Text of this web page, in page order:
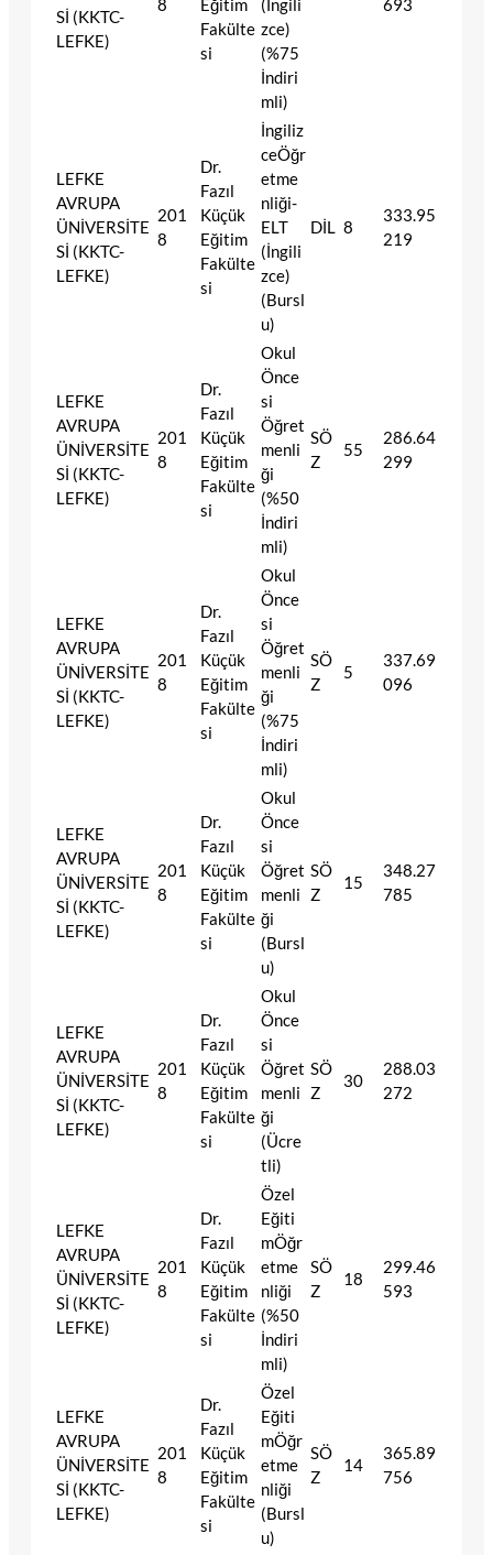
Sİ (KKTC-
LEFKE)
8
Eğitim
Fakülte
si
(İngili
zce)
(%75
İndiri
mli)
693
LEFKE
AVRUPA
ÜNİVERSİTE
Sİ (KKTC-
LEFKE)
201
8
Dr.
Fazıl
Küçük
Eğitim
Fakülte
si
İngiliz
ceÖğr
etme
nliği-
ELT
(İngili
zce)
(Bursl
u)
DİL 8
333.95
219
LEFKE
AVRUPA
ÜNİVERSİTE
Sİ (KKTC-
LEFKE)
201
8
Dr.
Fazıl
Küçük
Eğitim
Fakülte
si
Okul
Önce
si
Öğret
menli
ği
(%50
İndiri
mli)
SÖ
Z
55
286.64
299
LEFKE
AVRUPA
ÜNİVERSİTE
Sİ (KKTC-
LEFKE)
201
8
Dr.
Fazıl
Küçük
Eğitim
Fakülte
si
Okul
Önce
si
Öğret
menli
ği
(%75
İndiri
mli)
SÖ
Z
5
337.69
096
LEFKE
AVRUPA
ÜNİVERSİTE
Sİ (KKTC-
LEFKE)
201
8
Dr.
Fazıl
Küçük
Eğitim
Fakülte
si
Okul
Önce
si
Öğret
menli
ği
(Bursl
u)
SÖ
Z
15
348.27
785
LEFKE
AVRUPA
ÜNİVERSİTE
Sİ (KKTC-
LEFKE)
201
8
Dr.
Fazıl
Küçük
Eğitim
Fakülte
si
Okul
Önce
si
Öğret
menli
ği
(Ücre
tli)
SÖ
Z
30
288.03
272
LEFKE
AVRUPA
ÜNİVERSİTE
Sİ (KKTC-
LEFKE)
201
8
Dr.
Fazıl
Küçük
Eğitim
Fakülte
si
Özel
Eğiti
mÖğr
etme
nliği
(%50
İndiri
mli)
SÖ
Z
18
299.46
593
LEFKE
AVRUPA
ÜNİVERSİTE
Sİ (KKTC-
LEFKE)
201
8
Dr.
Fazıl
Küçük
Eğitim
Fakülte
si
Özel
Eğiti
mÖğr
etme
nliği
(Bursl
u)
SÖ
Z
14
365.89
756